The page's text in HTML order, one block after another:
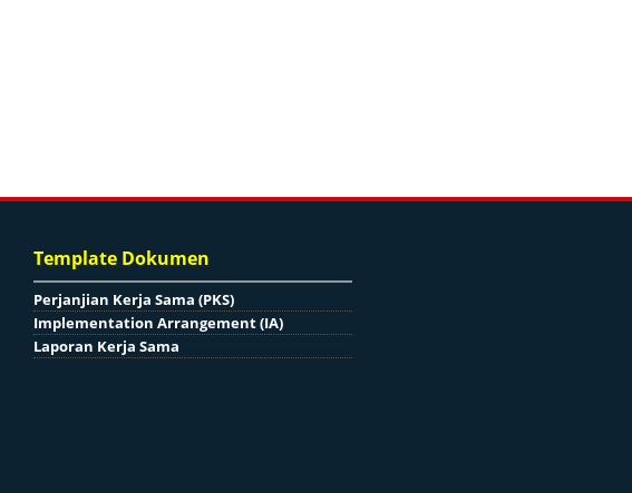
Template Dokumen
Perjanjian Kerja Sama (PKS)
Implementation Arrangement (IA)
Laporan Kerja Sama